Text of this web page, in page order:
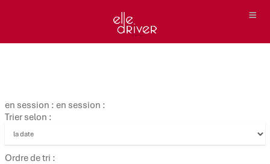
en session : en session :
Trier selon :
Ordre de tri :